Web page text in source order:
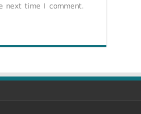
next time I comment.